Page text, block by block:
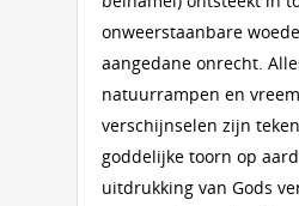
onweerstaanbare
aangedane onrecht.
natuurrampen en
verschijnselen zijn
goddelijke toorn op
uitdrukking van Gods